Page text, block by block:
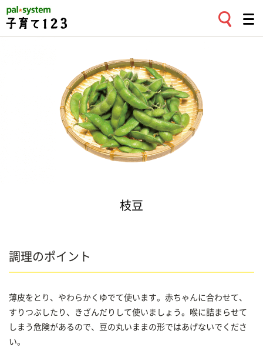
枝豆
調理のポイント
薄皮をとり、やわらかくゆでて使います。赤ちゃんに合わせて、
すりつぶしたり、きざんだりして使いましょう。喉に詰まらせて
しまう危険があるので、豆の丸いままの形ではあげないでくださ
い。